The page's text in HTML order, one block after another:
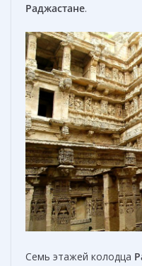
Раджастане.
Семь этажей колодца